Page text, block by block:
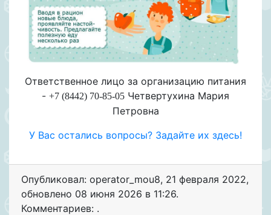
Ответственное лицо за организацию питания
- +7 (8442) 70-85-05 Четвертухина Мария
Петровна
У Вас остались вопросы? Задайте их здесь!
Опубликовал: operator_mou8, 21 февраля 2022,
обновлено 08 июня 2026 в 11:26.
Комментариев: .